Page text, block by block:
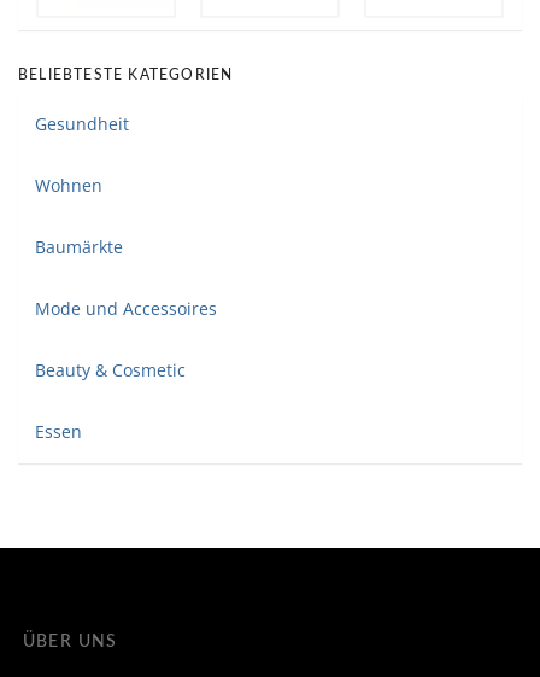
BELIEBTESTE KATEGORIEN
Gesundheit
Wohnen
Baumärkte
Mode und Accessoires
Beauty & Cosmetic
Essen
ÜBER UNS